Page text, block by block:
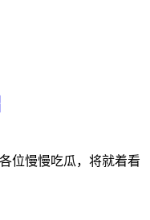
位慢慢吃瓜，将就着看